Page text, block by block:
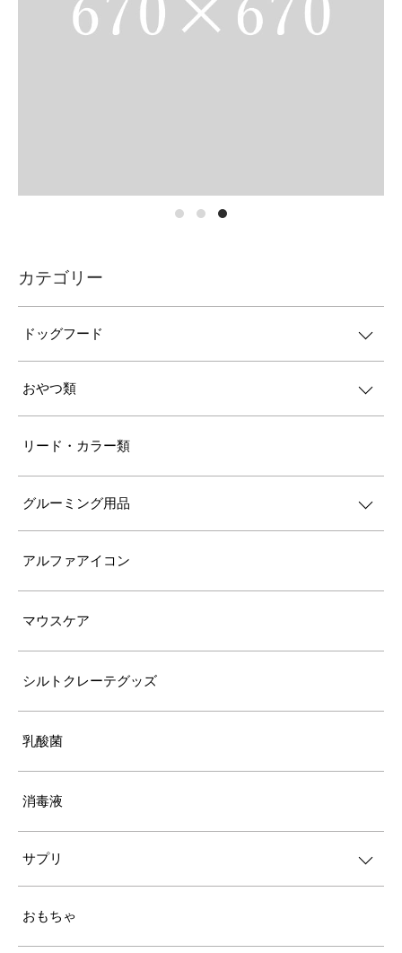
カテゴリー
ドッグフード
おやつ類
リード・カラー類
グルーミング用品
アルファアイコン
マウスケア
シルトクレーテグッズ
乳酸菌
消毒液
サプリ
おもちゃ